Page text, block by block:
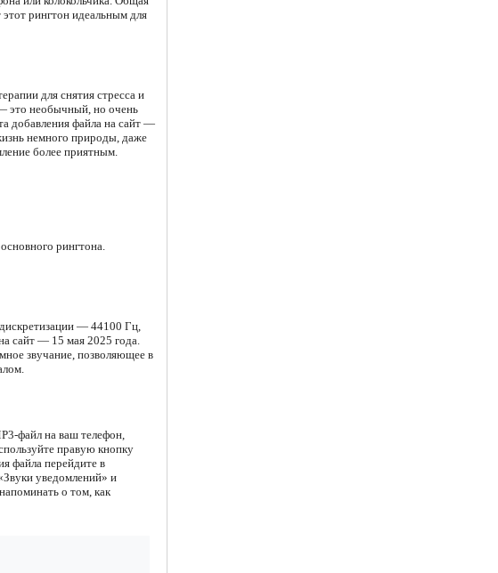
рингтон идеальным для
для снятия стресса и
это необычный, но очень
добавления файла на сайт —
немного природы, даже
более приятным.
рингтона.
— 44100 Гц,
сайт — 15 мая 2025 года.
звучание, позволяющее в
файл на ваш телефон,
правую кнопку
файла перейдите в
уведомлений» и
о том, как